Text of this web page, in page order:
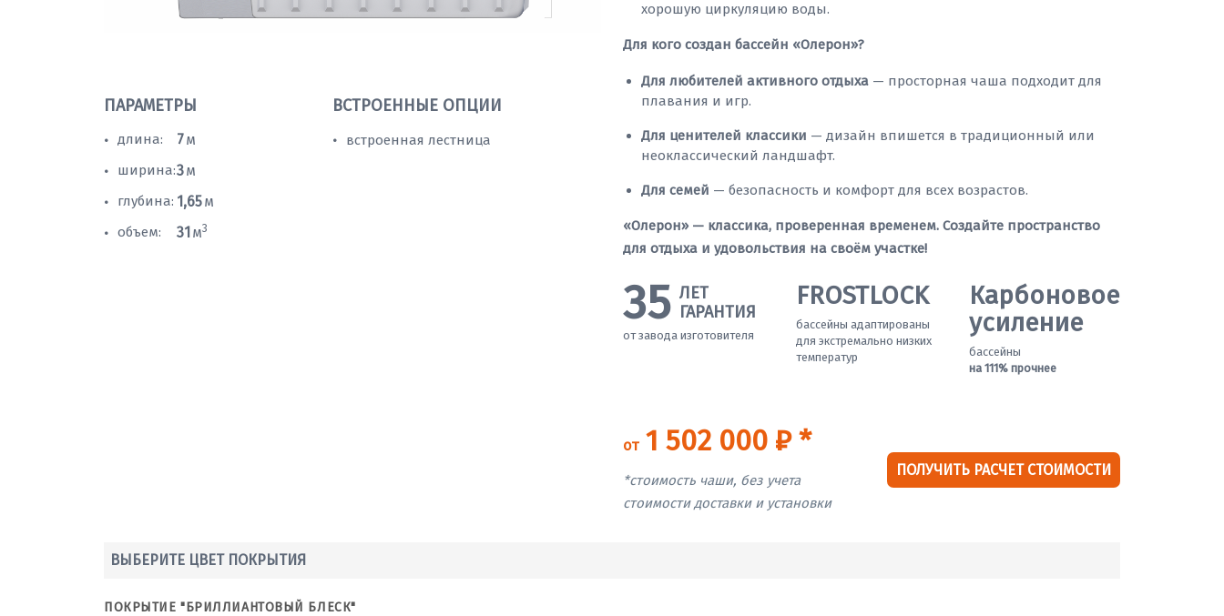
ПАРАМЕТРЫ
• длина: 7м
• ширина:3м
• глубина: 1,65м
• объем: 31 м3
ВСТРОЕННЫЕ ОПЦИИ
• встроенная лестница
хорошую циркуляцию воды.
Для кого создан бассейн «Олерон»?
Для любителей активного отдыха — просторная чаша подходит для
плавания и игр.
Для ценителей классики — дизайн впишется в традиционный или
неоклассический ландшафт.
Для семей — безопасность и комфорт для всех возрастов.
«Олерон» — классика, проверенная временем. Создайте пространство
для отдыха и удовольствия на своём участке!
35 ЛЕТ
ГАРАНТИЯ
от завода изготовителя
FROSTLOCK
бассейны адаптированы
для экстремально низких
температур
Карбоновое
усиление
бассейны
на 111% прочнее
от1 502 000 ₽ *
*стоимость чаши, без учета
стоимости доставки и установки
ПОЛУЧИТЬ РАСЧЕТ СТОИМОСТИ
ВЫБЕРИТЕ ЦВЕТ ПОКРЫТИЯ
ПОКРЫТИЕ "БРИЛЛИАНТОВЫЙ БЛЕСК"